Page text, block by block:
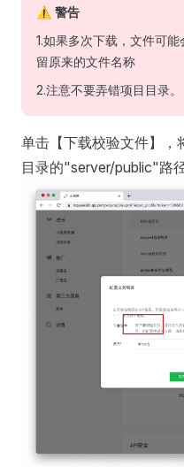
⚠️ 警告
1.如果多次下载，文件可
留原来的文件名称
2.注意不要弄错项目目录。
单击【下载校验文件】，
目录的"server/public"路径